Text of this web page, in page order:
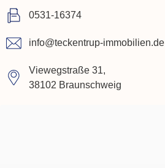
0531-16374
info@teckentrup-immobilien.de
Viewegstraße 31,
38102 Braunschweig